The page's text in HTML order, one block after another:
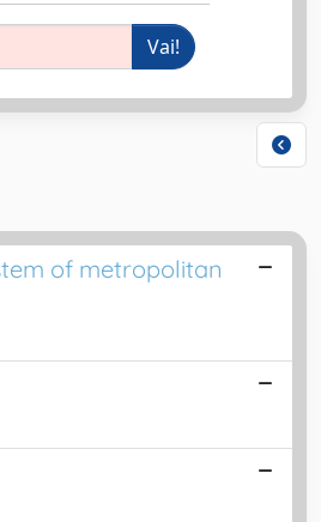
of metropolitan